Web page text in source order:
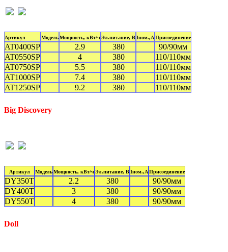
Артикул МодельМощность, кВт/чЭл.питание, ВIном.,АПрисоединение
AT0400SP 2.9 380
90/90мм
AT0550SP
4 380
110/110мм
AT0750SP
5.5 380
110/110мм
AT1000SP
7.4 380
110/110мм
AT1250SP
9.2 380 110/110мм
Big Discovery
Артикул МодельМощность, кВт/чЭл.питание, ВIном.,АПрисоединение
DY350T 2.2 380
90/90мм
DY400T
3 380
90/90мм
DY550T
4 380 90/90мм
Doll